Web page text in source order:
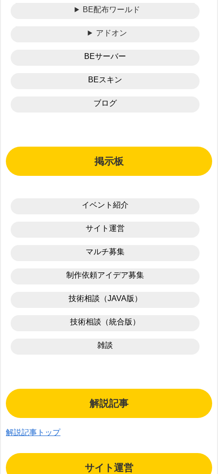
BE配布ワールド
アドオン
BEサーバー
BEスキン
ブログ
掲示板
イベント紹介
サイト運営
マルチ募集
制作依頼アイデア募集
技術相談（JAVA版）
技術相談（統合版）
雑談
解説記事
解説記事トップ
サイト運営